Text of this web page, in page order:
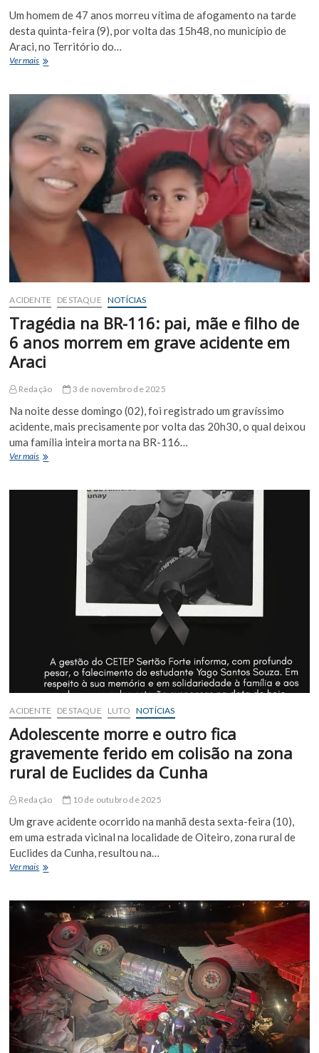
Um homem de 47 anos morreu vítima de afogamento na tarde
desta quinta-feira (9), por volta das 15h48, no município de
Araci, no Território do…
Ver maisAfogamento
deixa
uma
vítima
fatal
em
Araci
ACIDENTE DESTAQUE NOTÍCIAS
Tragédia na BR-116: pai, mãe e filho de
6 anos morrem em grave acidente em
Araci
Redação 3 de novembro de 2025
Na noite desse domingo (02), foi registrado um gravíssimo
acidente, mais precisamente por volta das 20h30, o qual deixou
uma família inteira morta na BR-116…
Ver maisTragédia
Araci
ACIDENTE DESTAQUE LUTO NOTÍCIAS
Adolescente morre e outro fica
gravemente ferido em colisão na zona
rural de Euclides da Cunha
Redação 10 de outubro de 2025
Um grave acidente ocorrido na manhã desta sexta-feira (10),
em uma estrada vicinal na localidade de Oiteiro, zona rural de
Euclides da Cunha, resultou na…
Ver maisAdolescente
outro
fica
gravemente
ferido
em
colisão
na
zona
rural
de
Euclides
da